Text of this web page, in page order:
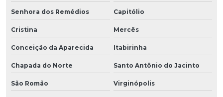
Senhora dos Remédios Capitólio
Cristina Mercês
Conceição da Aparecida Itabirinha
Chapada do Norte Santo Antônio do Jacinto
São Romão Virginópolis